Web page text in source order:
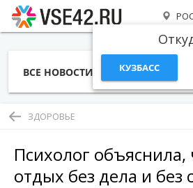
КУЗБАСС
ВСЕ НОВОСТИ СТАТЬИ ТЕМЫ
ЗДОРОВЬЕ
Психолог объяснила,
отдых без дела и без